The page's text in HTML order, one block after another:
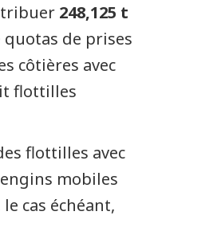
248,125 t
quotas de prises
côtières avec
flottilles
flottilles avec
mobiles
cas échéant,